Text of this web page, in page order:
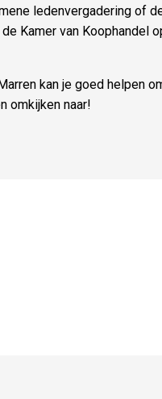
ledenvergadering of
Kamer van Koophandel
kan je goed helpen
omkijken naar!